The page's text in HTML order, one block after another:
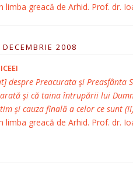
limba greacă de Arhid. Prof. dr.
2008
despre Preacurata şi
şi că taina întrupării lui
şi cauza finală a celor ce sunt
limba greacă de Arhid. Prof. dr.